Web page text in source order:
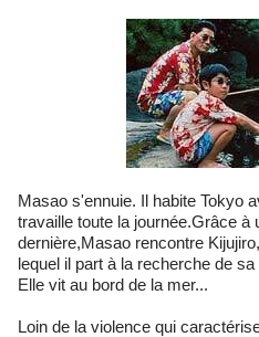
Masao s'ennuie. Il habite Tokyo avec sa grand-mère qui
travaille toute la journée.Grâce à
dernière,Masao rencontre
lequel il part à la recherche de
Elle vit au bord de la mer...
Loin de la violence qui